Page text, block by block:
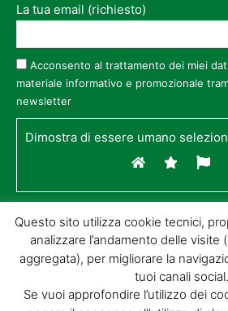
La tua email (richiesto)
Acconsento al trattamento dei miei
materiale informativo e promozionale
newsletter
Dimostra di essere umano
Questo sito utilizza cookie tecnici,
analizzare l’andamento delle visite
aggregata), per migliorare la
tuoi canali social.
Se vuoi approfondire l’utilizzo dei